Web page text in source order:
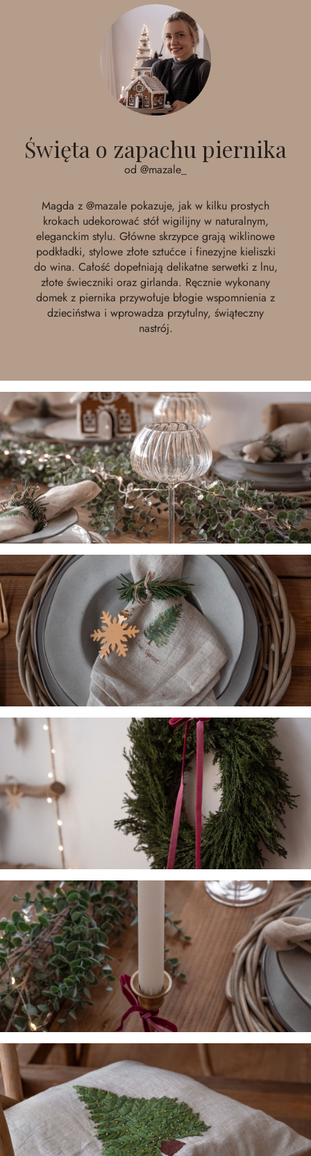
Święta o zapachu piernika
od @mazale_
Magda z @mazale pokazuje, jak w kilku prostych
krokach udekorować stół wigilijny w naturalnym,
eleganckim stylu. Główne skrzypce grają wiklinowe
podkładki, stylowe złote sztućce i finezyjne kieliszki
do wina. Całość dopełniają delikatne serwetki z lnu,
złote świeczniki oraz girlanda. Ręcznie wykonany
domek z piernika przywołuje błogie wspomnienia z
dzieciństwa i wprowadza przytulny, świąteczny
nastrój.